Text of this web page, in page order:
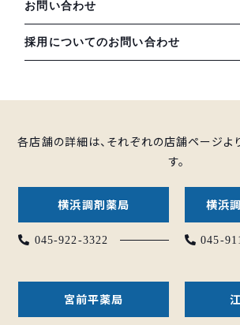
お問い合わせ
採用についてのお問い合わせ
各店舗の詳細は、それぞれの店舗ページよ
す。
横浜調剤薬局
045-922-3322
横浜
045-
宮前平薬局